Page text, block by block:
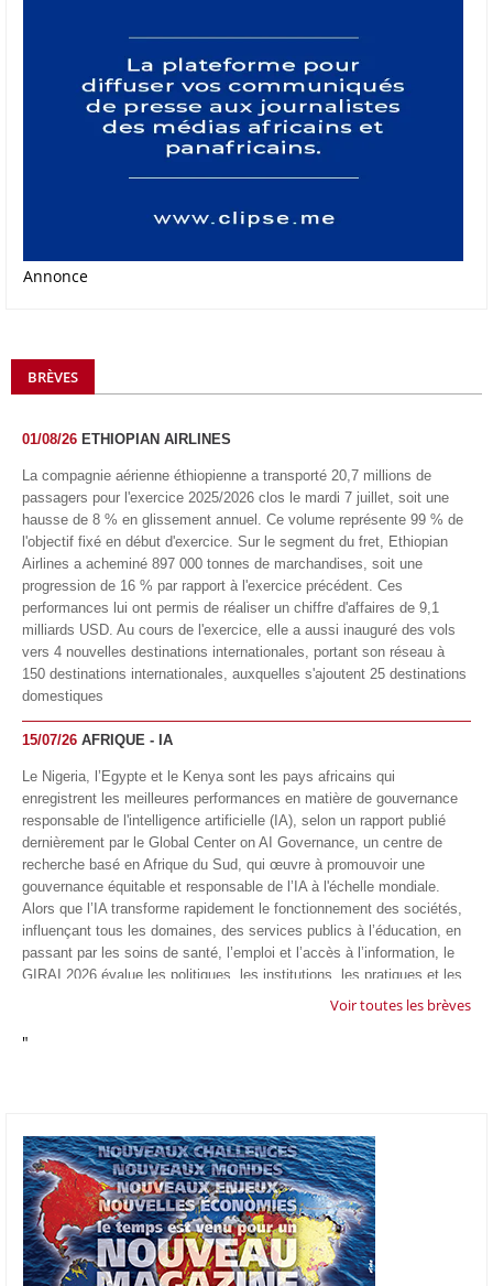
Annonce
BRÈVES
01/08/26 ETHIOPIAN AIRLINES
La compagnie aérienne éthiopienne a transporté 20,7 millions de
passagers pour l'exercice 2025/2026 clos le mardi 7 juillet, soit une
hausse de 8 % en glissement annuel. Ce volume représente 99 % de
l'objectif fixé en début d'exercice. Sur le segment du fret, Ethiopian
Airlines a acheminé 897 000 tonnes de marchandises, soit une
progression de 16 % par rapport à l'exercice précédent. Ces
performances lui ont permis de réaliser un chiffre d'affaires de 9,1
milliards USD. Au cours de l'exercice, elle a aussi inauguré des vols
vers 4 nouvelles destinations internationales, portant son réseau à
150 destinations internationales, auxquelles s'ajoutent 25 destinations
domestiques
15/07/26 AFRIQUE - IA
Le Nigeria, l’Egypte et le Kenya sont les pays africains qui
enregistrent les meilleures performances en matière de gouvernance
responsable de l'intelligence artificielle (IA), selon un rapport publié
dernièrement par le Global Center on AI Governance, un centre de
recherche basé en Afrique du Sud, qui œuvre à promouvoir une
gouvernance équitable et responsable de l’IA à l'échelle mondiale.
Alors que l’IA transforme rapidement le fonctionnement des sociétés,
influençant tous les domaines, des services publics à l’éducation, en
passant par les soins de santé, l’emploi et l’accès à l’information, le
GIRAI 2026 évalue les politiques, les institutions, les pratiques et les
conditions générales de gouvernance qui favorisent un déploiement
technologie.
appliquée d'Afrique à À Accra, au Ghana. L'annonce a été faite
mercredi 1er juillet lors du premier Google Cloud Summit du groupe
américain, qui a également indiqué avoir dépassé son objectif
d'investir un milliard de dollars sur le continent en cinq ans. Baptisée
Google Africa Applied AI Lab, la structure sera hébergée à l'AI
Community Centre d'Accra. Elle associera des fondateurs de start-up
venus de tout le continent à des chercheurs de Google et leur donnera
Voir toutes les brèves
"